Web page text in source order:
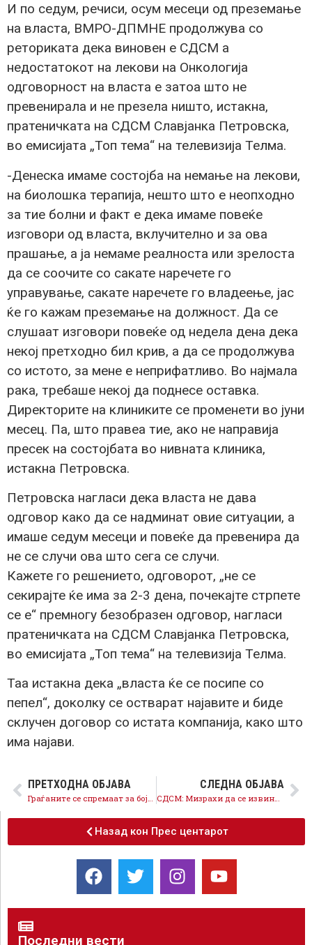
И по седум, речиси, осум месеци од преземање
на власта, ВМРО-ДПМНЕ продолжува со
реториката дека виновен е СДСМ а
недостатокот на лекови на Онкологија
одговорност на власта е затоа што не
превенирала и не презела ништо, истакна,
пратеничката на СДСМ Славјанка Петровска,
во емисијата „Топ тема“ на телевизија Телма.
-Денеска имаме состојба на немање на лекови,
на биолошка терапија, нешто што е неопходно
за тие болни и факт е дека имаме повеќе
изговори од власта, вклучително и за ова
прашање, а ја немаме реалноста или зрелоста
да се соочите со сакате наречете го
управување, сакате наречете го владеење, јас
ќе го кажам преземање на должност. Да се
слушаат изговори повеќе од недела дена дека
некој претходно бил крив, а да се продолжува
со истото, за мене е неприфатливо. Во најмала
рака, требаше некој да поднесе оставка.
Директорите на клиниките се променети во јуни
месец. Па, што правеа тие, ако не направија
пресек на состојбата во нивната клиника,
истакна Петровска.
Петровска нагласи дека власта не дава
одговор како да се надминат овие ситуации, а
имаше седум месеци и повеќе да превенира да
не се случи ова што сега се случи.
Кажете го решението, одговорот, „не се
секирајте ќе има за 2-3 дена, почекајте стрпете
се е“ премногу безобразен одговор, нагласи
пратеничката на СДСМ Славјанка Петровска,
во емисијата „Топ тема“ на телевизија Телма.
Таа истакна дека „власта ќе се посипе со
пепел“, доколку се остварат најавите и биде
склучен договор со истата компанија, како што
има најави.
ПРЕТХОДНА ОБЈАВА СЛЕДНА ОБЈАВА
СДСМ: Мизрахи да се извини и да поднесе оставка затоа што ги лажеше граѓаните за Онкологија
Назад кон Прес центарот
Последни вести